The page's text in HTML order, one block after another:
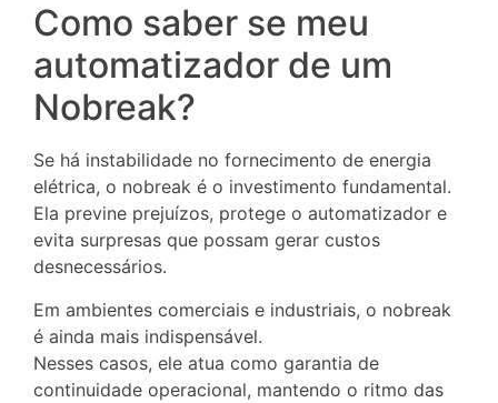
Como saber se meu
automatizador de um
Nobreak?
Se há instabilidade no fornecimento de energia
elétrica, o nobreak é o investimento fundamental.
Ela previne prejuízos, protege o automatizador e
evita surpresas que possam gerar custos
desnecessários.
Em ambientes comerciais e industriais, o nobreak
é ainda mais indispensável.
Nesses casos, ele atua como garantia de
continuidade operacional, mantendo o ritmo das